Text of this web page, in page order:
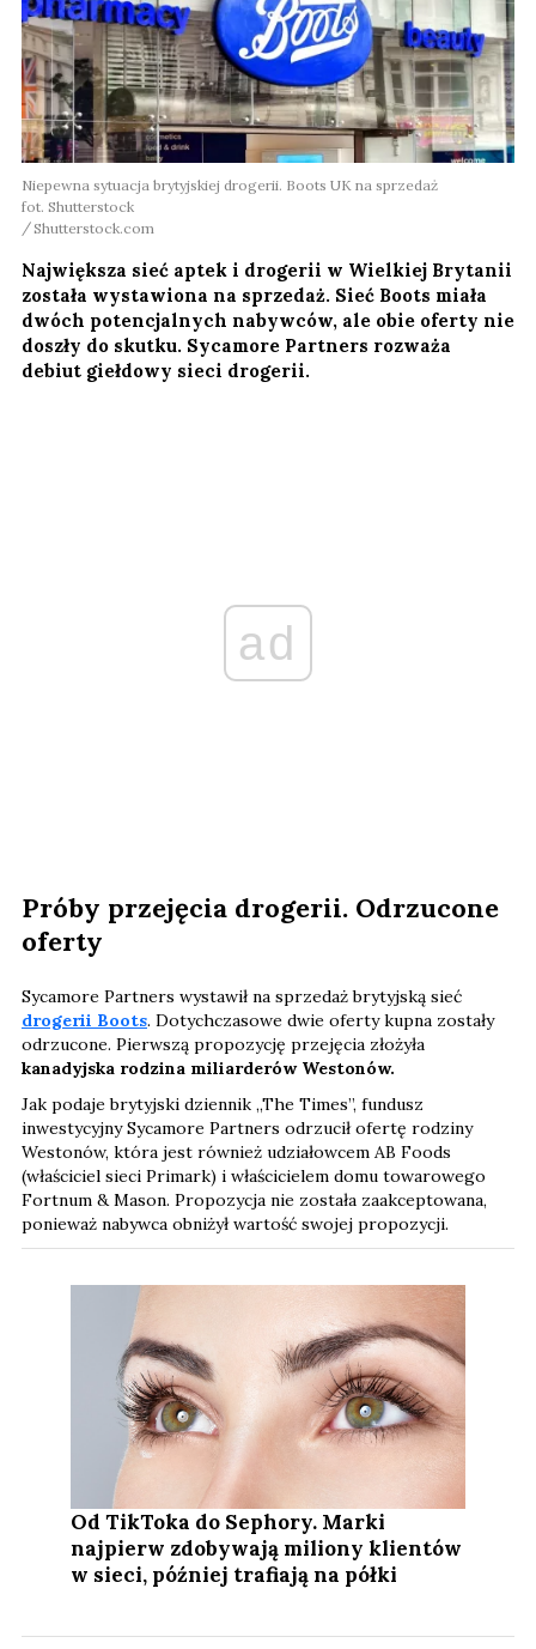
Niepewna sytuacja brytyjskiej drogerii. Boots UK na sprzedaż
fot. Shutterstock
Shutterstock.com
Największa sieć aptek i drogerii w Wielkiej Brytanii
została wystawiona na sprzedaż. Sieć Boots miała
dwóch potencjalnych nabywców, ale obie oferty nie
doszły do skutku. Sycamore Partners rozważa
debiut giełdowy sieci drogerii.
ad
Próby przejęcia drogerii. Odrzucone
oferty
Sycamore Partners wystawił na sprzedaż brytyjską sieć
drogerii Boots. Dotychczasowe dwie oferty kupna zostały
odrzucone. Pierwszą propozycję przejęcia złożyła
kanadyjska rodzina miliarderów Westonów.
Jak podaje brytyjski dziennik „The Times”, fundusz
inwestycyjny Sycamore Partners odrzucił ofertę rodziny
Westonów, która jest również udziałowcem AB Foods
(właściciel sieci Primark) i właścicielem domu towarowego
Fortnum & Mason. Propozycja nie została zaakceptowana,
ponieważ nabywca obniżył wartość swojej propozycji.
Od TikToka do Sephory. Marki
najpierw zdobywają miliony klientów
w sieci, później trafiają na półki